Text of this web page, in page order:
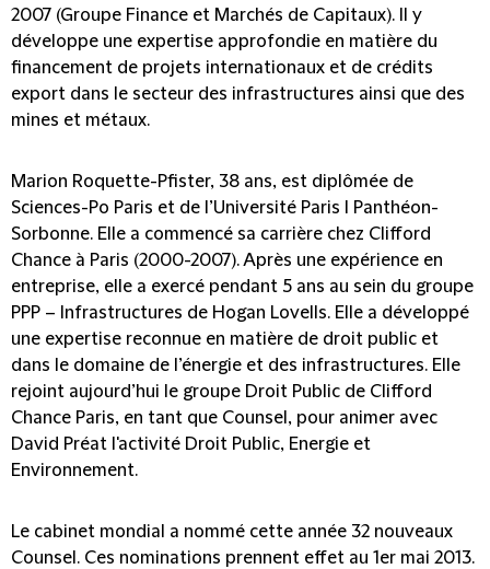
2007 (Groupe Finance et Marchés de Capitaux). Il y
développe une expertise approfondie en matière du
financement de projets internationaux et de crédits
export dans le secteur des infrastructures ainsi que des
mines et métaux.
Marion Roquette-Pfister, 38 ans, est diplômée de
Sciences-Po Paris et de l’Université Paris I Panthéon-
Sorbonne. Elle a commencé sa carrière chez Clifford
Chance à Paris (2000-2007). Après une expérience en
entreprise, elle a exercé pendant 5 ans au sein du groupe
PPP – Infrastructures de Hogan Lovells. Elle a développé
une expertise reconnue en matière de droit public et
dans le domaine de l’énergie et des infrastructures. Elle
rejoint aujourd’hui le groupe Droit Public de Clifford
Chance Paris, en tant que Counsel, pour animer avec
David Préat l'activité Droit Public, Energie et
Environnement.
Le cabinet mondial a nommé cette année 32 nouveaux
Counsel. Ces nominations prennent effet au 1er mai 2013.